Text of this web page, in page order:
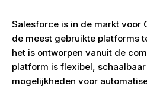
Salesforce is in de markt voor
de meest gebruikte platforms
het is ontworpen vanuit de
platform is flexibel,
mogelijkheden voor